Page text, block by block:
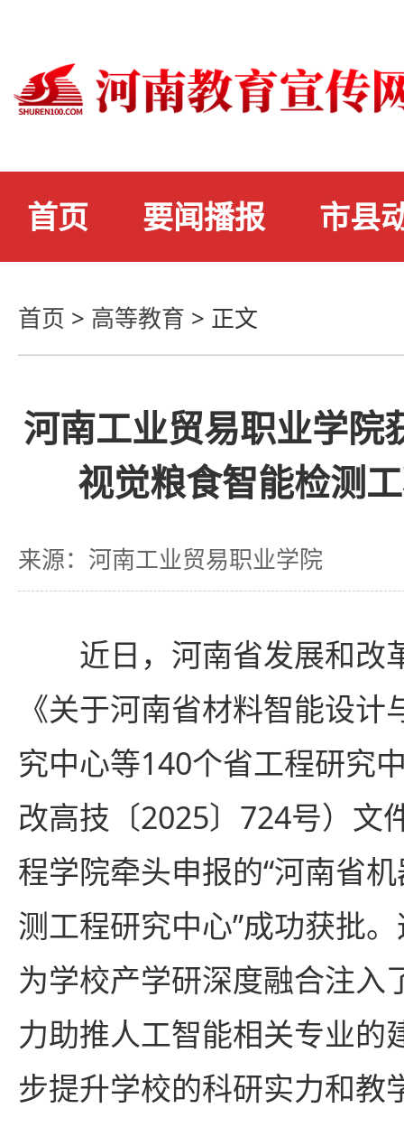
首页 要闻播报 市县
首页 > 高等教育 > 正文
河南工业贸易职业学院
视觉粮食智能检测
来源：河南工业贸易职业学院
近日，河南省发展和改
《关于河南省材料智能设
究中心等140个省工程研究
改高技〔2025〕724号）文
程学院牵头申报的“河南省
测工程研究中心”成功获批
为学校产学研深度融合注入
力助推人工智能相关专业的
步提升学校的科研实力和教